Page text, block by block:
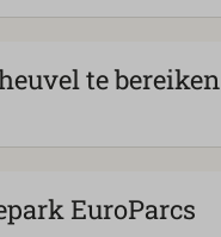
te bereiken
EuroParcs